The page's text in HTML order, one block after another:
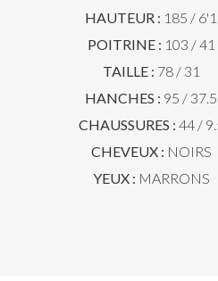
HAUTEUR : 185 / 6'1
POITRINE : 103 / 41
TAILLE : 78 / 31
HANCHES : 95 / 37.5
CHAUSSURES : 44 /
CHEVEUX : NOIRS
YEUX : MARRONS